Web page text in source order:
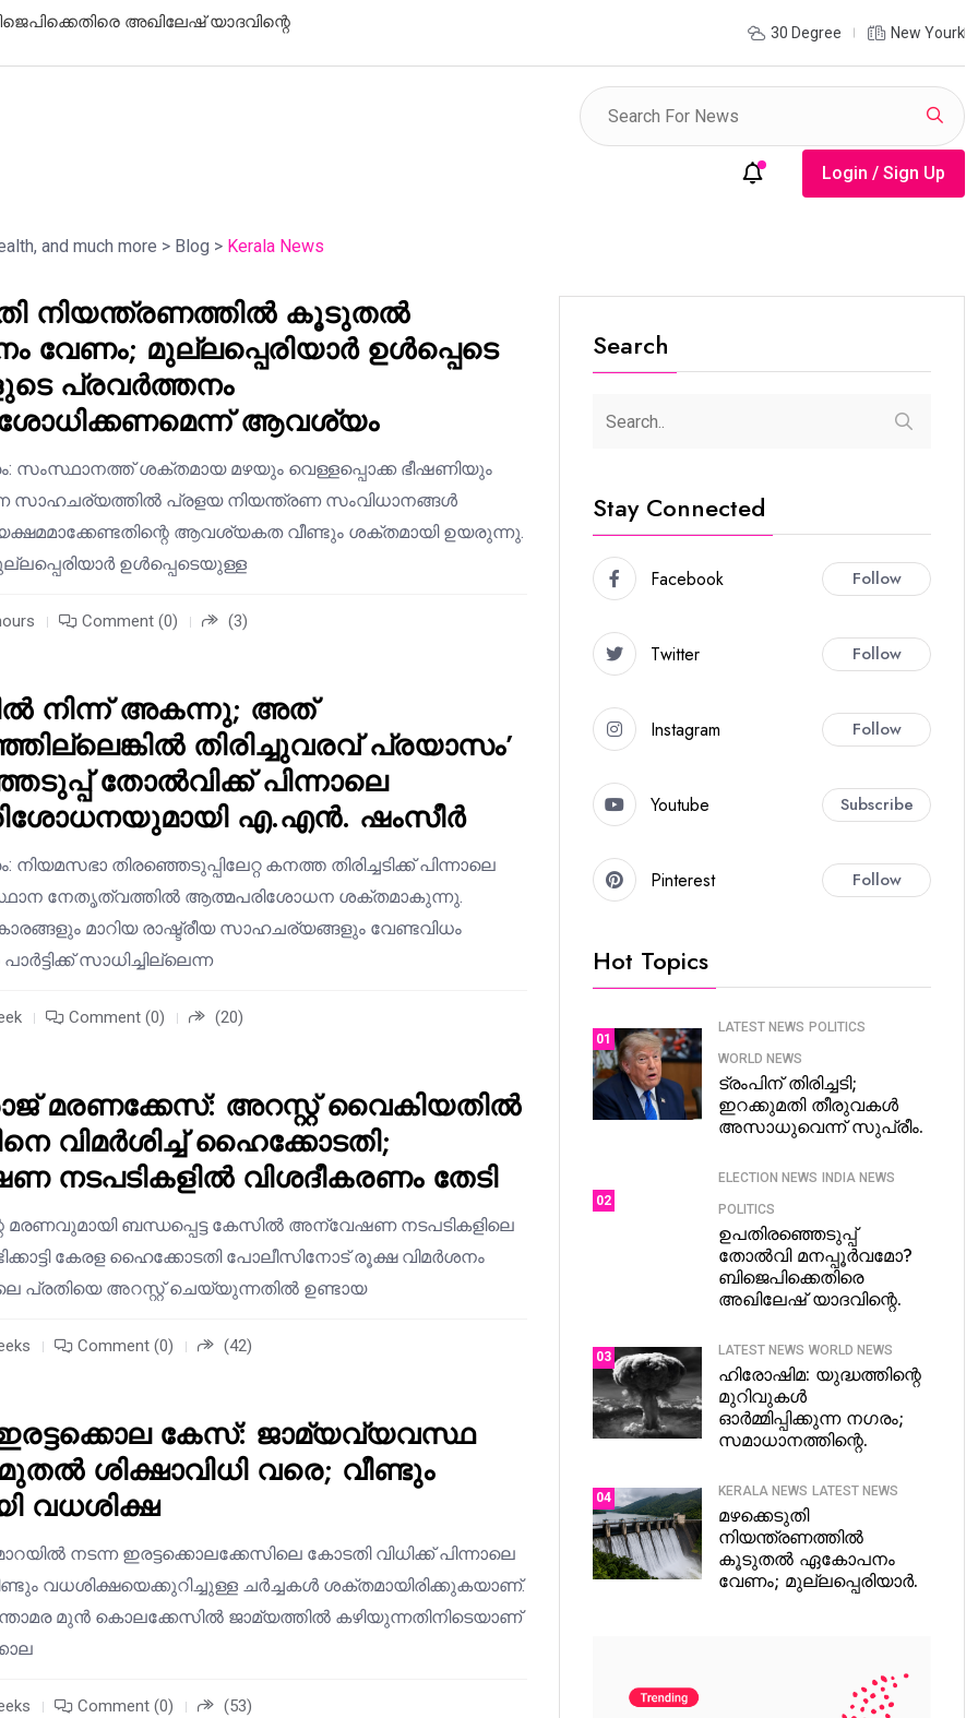
അഖിലേഷ് യാദവിന്റെ
ഹിരോഷിമ: യുദ്ധത്തിന്റെ മുറിവുകൾ ഓർമ്മിപ്പിക്കുന്ന നഗരം;
സന്ദേശവുമായി ലോകത്തെ ചിന്തിപ്പിക്കുന്ന സ്മാരകം
30 Degree New Yourk
Login / Sign Up
and much more > Blog > Kerala News
നിയന്ത്രണത്തിൽ കൂടുതൽ
വേണം; മുല്ലപ്പെരിയാർ ഉൾപ്പെടെ
പ്രവർത്തനം
ആവശ്യം
സംസ്ഥാനത്ത് ശക്തമായ മഴയും വെള്ളപ്പൊക്ക ഭീഷണിയും
സാഹചര്യത്തിൽ പ്രളയ നിയന്ത്രണ സംവിധാനങ്ങൾ
ആവശ്യകത വീണ്ടും ശക്തമായി ഉയരുന്നു.
ഉൾപ്പെടെയുള്ള
Comment (0) (3)
നിന്ന് അകന്നു; അത്
തിരിച്ചുവരവ് പ്രയാസം’
തോൽവിക്ക് പിന്നാലെ
എ.എൻ. ഷംസീർ
തിരഞ്ഞെടുപ്പിലേറ്റ കനത്ത തിരിച്ചടിക്ക് പിന്നാലെ
നേതൃത്വത്തിൽ ആത്മപരിശോധന ശക്തമാകുന്നു.
മാറിയ രാഷ്ട്രീയ സാഹചര്യങ്ങളും വേണ്ടവിധം
സാധിച്ചില്ലെന്ന
Comment (0) (20)
മരണക്കേസ്: അറസ്റ്റ് വൈകിയതിൽ
വിമർശിച്ച് ഹൈക്കോടതി;
നടപടികളിൽ വിശദീകരണം തേടി
മരണവുമായി ബന്ധപ്പെട്ട കേസിൽ അന്വേഷണ നടപടികളിലെ
കേരള ഹൈക്കോടതി പോലീസിനോട് രൂക്ഷ വിമർശനം
പ്രതിയെ അറസ്റ്റ് ചെയ്യുന്നതിൽ ഉണ്ടായ
Comment (0) (42)
ഇരട്ടക്കൊല കേസ്: ജാമ്യവ്യവസ്ഥ
ശിക്ഷാവിധി വരെ; വീണ്ടും
വധശിക്ഷ
നടന്ന ഇരട്ടക്കൊലക്കേസിലെ കോടതി വിധിക്ക് പിന്നാലെ
വധശിക്ഷയെക്കുറിച്ചുള്ള ചർച്ചകൾ ശക്തമായിരിക്കുകയാണ്.
മുൻ കൊലക്കേസിൽ ജാമ്യത്തിൽ കഴിയുന്നതിനിടെയാണ്
Comment (0) (53)
Search
Stay Connected
Facebook Follow
Twitter Follow
Instagram Follow
Youtube Subscribe
Pinterest Follow
Hot Topics
01
LATEST NEWS POLITICS
WORLD NEWS
ട്രംപിന് തിരിച്ചടി;
ഇറക്കുമതി തീരുവകൾ
അസാധുവെന്ന് സുപ്രീം.
02
ELECTION NEWS INDIA NEWS
POLITICS
ഉപതിരഞ്ഞെടുപ്പ്
തോൽവി മനപ്പൂർവമോ?
ബിജെപിക്കെതിരെ
അഖിലേഷ് യാദവിന്റെ.
03 LATEST NEWS WORLD NEWS
ഹിരോഷിമ: യുദ്ധത്തിന്റെ
മുറിവുകൾ
ഓർമ്മിപ്പിക്കുന്ന നഗരം;
സമാധാനത്തിന്റെ.
04 KERALA NEWS LATEST NEWS
മഴക്കെടുതി
നിയന്ത്രണത്തിൽ
കൂടുതൽ ഏകോപനം
വേണം; മുല്ലപ്പെരിയാർ.